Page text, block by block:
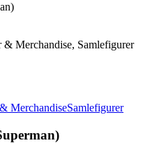
Merchandise, Samlefigurer
MerchandiseSamlefigurer